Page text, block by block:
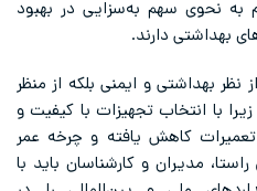
به نحوی سهم به‌سزایی در بهبود
بهداشتی دارند.
نظر بهداشتی و ایمنی بلکه از منظر
با انتخاب تجهیزات با کیفیت و
تعمیرات کاهش یافته و چرخه عمر
مدیران و کارشناسان باید با